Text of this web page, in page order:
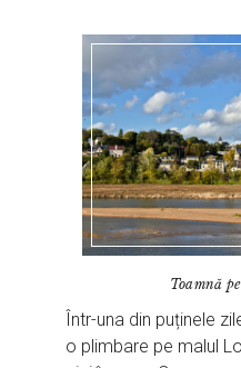
Toamnă
Într-una din puținele
o plimbare pe malul